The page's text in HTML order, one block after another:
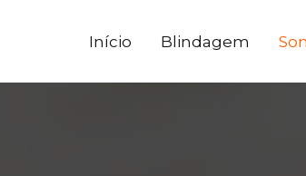
Início Blindagem